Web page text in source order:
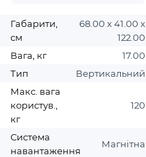
Габарити,
см
68.00 х 41.00 х
122.00
Вага, кг
17.00
Тип
Вертикальний
Макс. вага
користув.,
кг
120
Система
навантаження
Магнітна